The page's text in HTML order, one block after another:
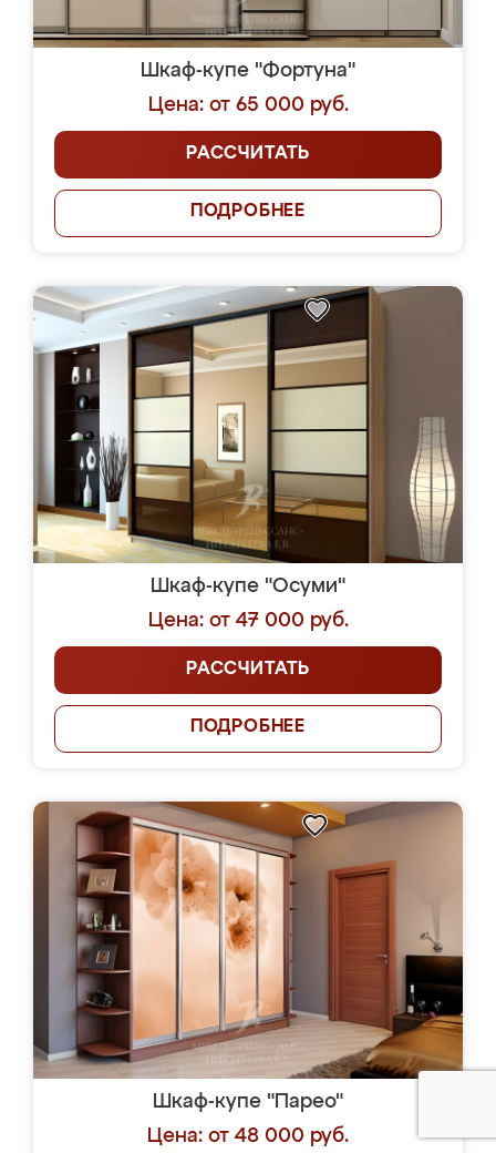
Шкаф-купе "Фортуна"
Цена: от 65 000 руб.
РАССЧИТАТЬ
ПОДРОБНЕЕ
Шкаф-купе "Осуми"
Цена: от 47 000 руб.
РАССЧИТАТЬ
ПОДРОБНЕЕ
Шкаф-купе "Парео"
Цена: от 48 000 руб.